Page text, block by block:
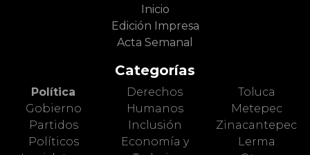
Inicio
Edición Impresa
Acta Semanal
Categorías
Política
Gobierno
Partidos
Políticos
Derechos
Humanos
Inclusión
Economía y
Toluca
Metepec
Zinacantepec
Lerma